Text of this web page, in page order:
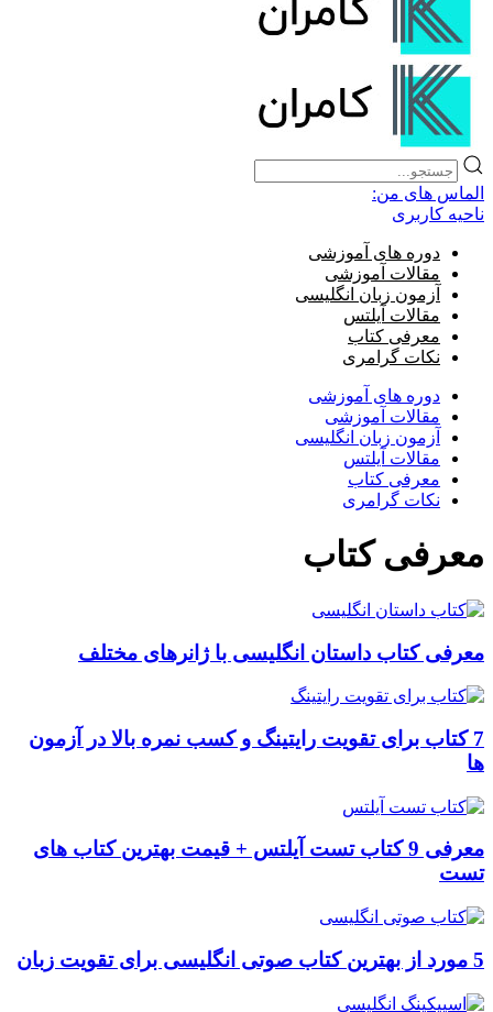
الماس های من:
ناحیه کاربری
دوره های آموزشی
مقالات آموزشی
آزمون زبان انگلیسی
مقالات آیلتس
معرفی کتاب
نکات گرامری
دوره های آموزشی
مقالات آموزشی
آزمون زبان انگلیسی
مقالات آیلتس
معرفی کتاب
نکات گرامری
معرفی کتاب
معرفی کتاب داستان انگلیسی با ژانرهای مختلف
7 کتاب برای تقویت رایتینگ و کسب نمره بالا در آزمون
ها
معرفی 9 کتاب تست آیلتس + قیمت بهترین کتاب های
تست
5 مورد از بهترین کتاب صوتی انگلیسی برای تقویت زبان